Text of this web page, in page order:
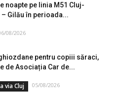
noapte pe linia M51 Cluj-
– Gilău în perioada...
08/2026
pentru copiii săraci,
de Asociația Car de...
via Cluj 05/08/2026